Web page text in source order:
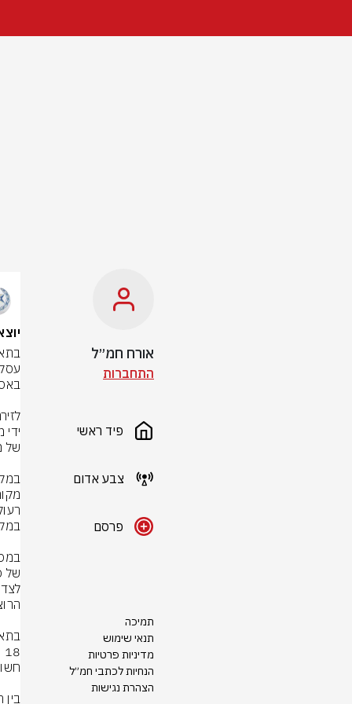
אורח חמ״ל
התחברות
פיד ראשי
צבע אדום
פרסם
תמיכה
תנאי שימוש
מדיניות פרטיות
הנחיות לכתבי חמ״ל
הצהרת נגישות